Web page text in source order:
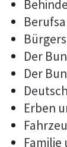
Der
Der
Erben
Familie